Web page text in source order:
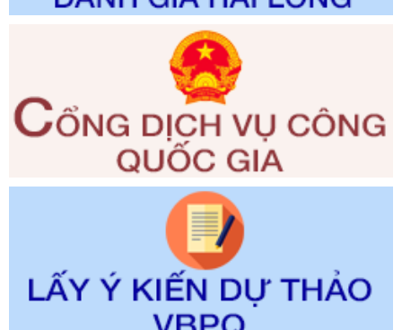
Số kí hiệu:2300/QĐ-UBND
Tên: V/v công bố danh mục thủ tục hành chính được sửa
đổi, bổ sung và phê duyệt quy trình nội bộ, quy trình điện tử
giải quyết thủ tục hành chính trong lĩnh vực Luật sư thuộc
phạm vi chức năng quản lý của Sở Tư pháp
Ngày ban hành: 01/06/2026
Số kí hiệu: 351/2025/NĐ-CP
Tên: Nghị định số 351/2025/NĐ-CP của Chính phủ: Quy
định chuẩn nghèo đa chiều quốc gia giai đoạn 2026 - 2030
Ngày ban hành: 29/12/2026
3014/QĐ-UBND
Tên: Quyết định về việc công bố danh mục thủ tục hành
chính ban hành mới, sửa đổi bổ sung trong lĩnh vực hỗ trợ
đầu tư, lĩnh vực đấu thầu lựa chọn nhà thầu thuộc thẩm
quyền giải quyết của Sở Tài chính và Ban Quản lý Khu kinh
tế Đông Nam Nghệ An